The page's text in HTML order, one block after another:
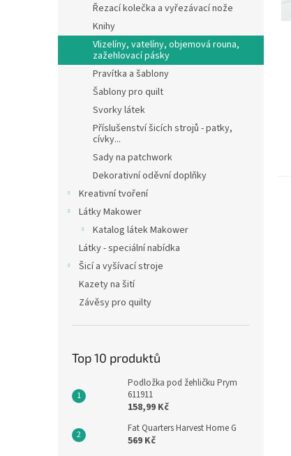
Řezací kolečka a vyřezávací nože
Knihy
Vlizelíny, vatelíny, objemová rouna,
zažehlovací pásky
Pravítka a šablony
Šablony pro quilt
Svorky látek
Příslušenství šicích strojů - patky,
cívky...
Sady na patchwork
Dekorativní oděvní doplňky
Kreativní tvoření
Látky Makower
Katalog látek Makower
Látky - speciální nabídka
Šicí a vyšívací stroje
Kazety na šití
Závěsy pro quilty
Top 10 produktů
Podložka pod žehličku Prym
611911
158,99 Kč
Fat Quarters Harvest Home G
569 Kč